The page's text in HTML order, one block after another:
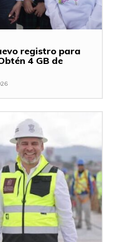
registro para
4 GB de